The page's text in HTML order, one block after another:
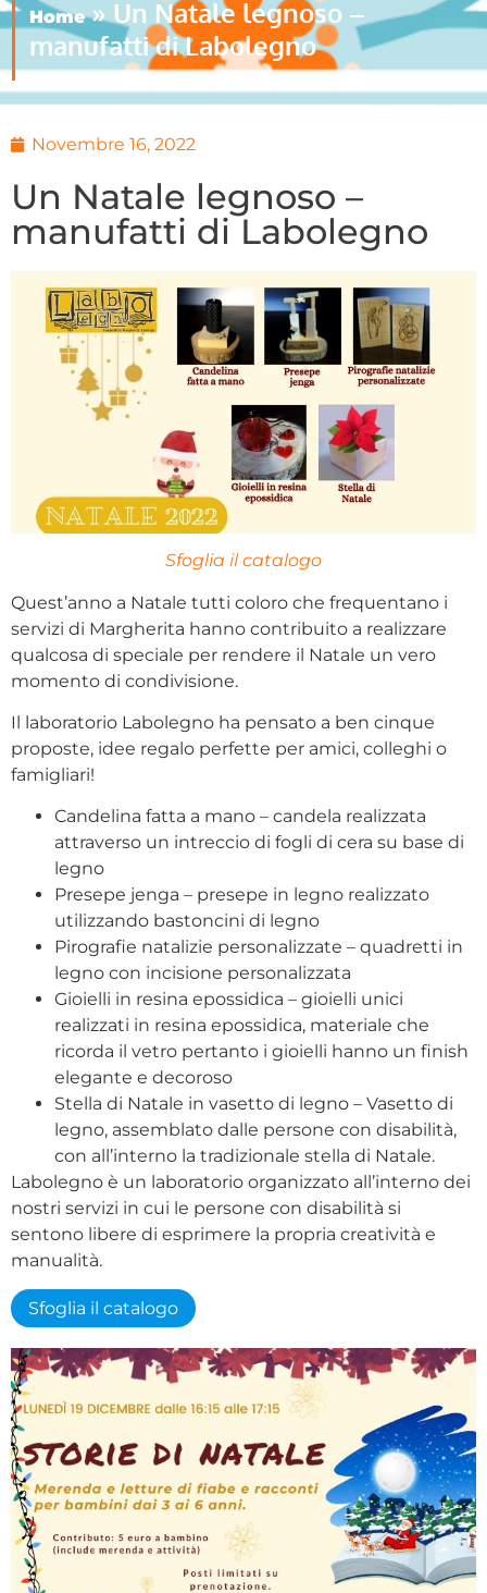
Home»Un Natale legnoso –
manufatti di Labolegno
Novembre 16, 2022
Un Natale legnoso –
manufatti di Labolegno
Sfoglia il catalogo
Quest’anno a Natale tutti coloro che frequentano i
servizi di Margherita hanno contribuito a realizzare
qualcosa di speciale per rendere il Natale un vero
momento di condivisione.
Il laboratorio Labolegno ha pensato a ben cinque
proposte, idee regalo perfette per amici, colleghi o
famigliari!
Candelina fatta a mano – candela realizzata
attraverso un intreccio di fogli di cera su base di
legno
Presepe jenga – presepe in legno realizzato
utilizzando bastoncini di legno
Pirografie natalizie personalizzate – quadretti in
legno con incisione personalizzata
Gioielli in resina epossidica – gioielli unici
realizzati in resina epossidica, materiale che
ricorda il vetro pertanto i gioielli hanno un finish
elegante e decoroso
Stella di Natale in vasetto di legno – Vasetto di
legno, assemblato dalle persone con disabilità,
con all’interno la tradizionale stella di Natale.
Labolegno è un laboratorio organizzato all’interno dei
nostri servizi in cui le persone con disabilità si
sentono libere di esprimere la propria creatività e
manualità.
Sfoglia il catalogo